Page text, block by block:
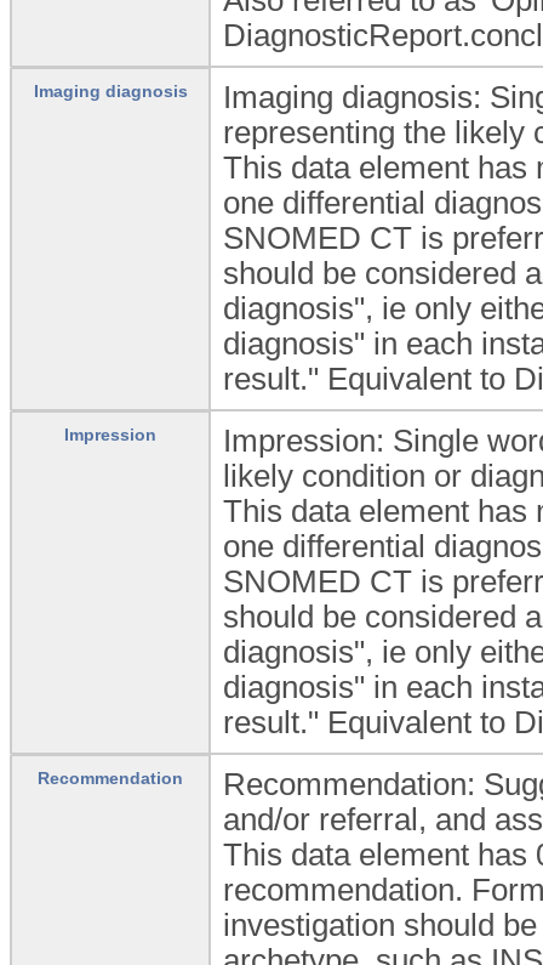
Imaging diagnosis
Imaging diagnosis:
representing the likely
This data element has
one differential
SNOMED CT is
should be considered
diagnosis", ie only
diagnosis" in each
result." Equivalent to
Impression
Impression: Single
likely condition or
This data element has
one differential
SNOMED CT is
should be considered
diagnosis", ie only
diagnosis" in each
result." Equivalent to
Recommendation
Recommendation:
and/or referral, and
This data element has
recommendation.
investigation should